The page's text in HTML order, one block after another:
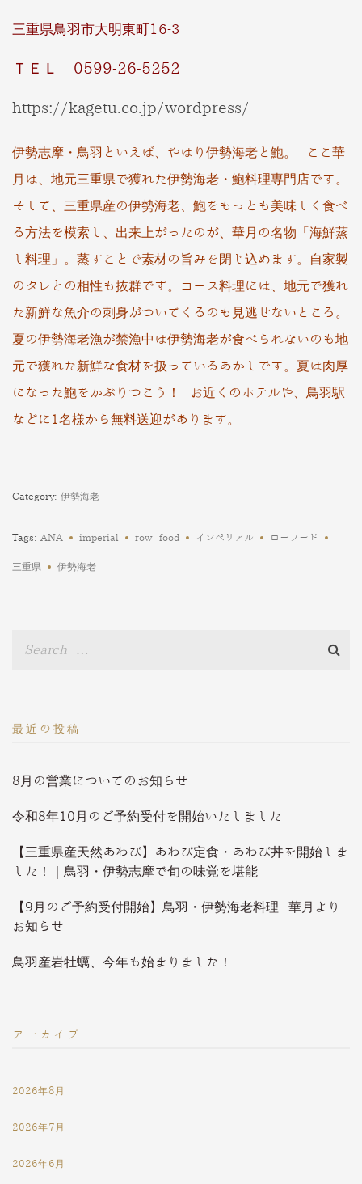
三重県鳥羽市大明東町16-3
ＴＥＬ 0599-26-5252
https://kagetu.co.jp/wordpress/
伊勢志摩・鳥羽といえば、やはり伊勢海老と鮑。 ここ華
月は、地元三重県で獲れた伊勢海老・鮑料理専門店です。
そして、三重県産の伊勢海老、鮑をもっとも美味しく食べ
る方法を模索し、出来上がったのが、華月の名物「海鮮蒸
し料理」。蒸すことで素材の旨みを閉じ込めます。自家製
のタレとの相性も抜群です。コース料理には、地元で獲れ
た新鮮な魚介の刺身がついてくるのも見逃せないところ。
夏の伊勢海老漁が禁漁中は伊勢海老が食べられないのも地
元で獲れた新鮮な食材を扱っているあかしです。夏は肉厚
になった鮑をかぶりつこう！ お近くのホテルや、鳥羽駅
などに1名様から無料送迎があります。
Category: 伊勢海老
Tags: ANA imperial row food インペリアル ローフード
三重県 伊勢海老
最近の投稿
8月の営業についてのお知らせ
令和8年10月のご予約受付を開始いたしました
【三重県産天然あわび】あわび定食・あわび丼を開始しま
した！｜鳥羽・伊勢志摩で旬の味覚を堪能
【9月のご予約受付開始】鳥羽・伊勢海老料理 華月より
お知らせ
鳥羽産岩牡蠣、今年も始まりました！
アーカイブ
2026年8月
2026年7月
2026年6月